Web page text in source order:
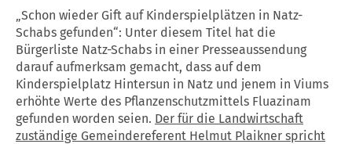
„Schon wieder Gift auf Kinderspielplätzen in Natz-
Schabs gefunden“: Unter diesem Titel hat die
Bürgerliste Natz-Schabs in einer Presseaussendung
darauf aufmerksam gemacht, dass auf dem
Kinderspielplatz Hintersun in Natz und jenem in Viums
erhöhte Werte des Pflanzenschutzmittels Fluazinam
gefunden worden seien. Der für die Landwirtschaft
zuständige Gemeindereferent Helmut Plaikner spricht